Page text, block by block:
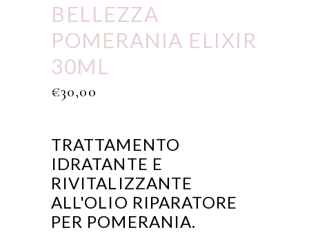
BELLEZZA
POMERANIA ELIXIR
30ML
€30,00
TRATTAMENTO
IDRATANTE E
RIVITALIZZANTE
ALL'OLIO RIPARATORE
PER POMERANIA.